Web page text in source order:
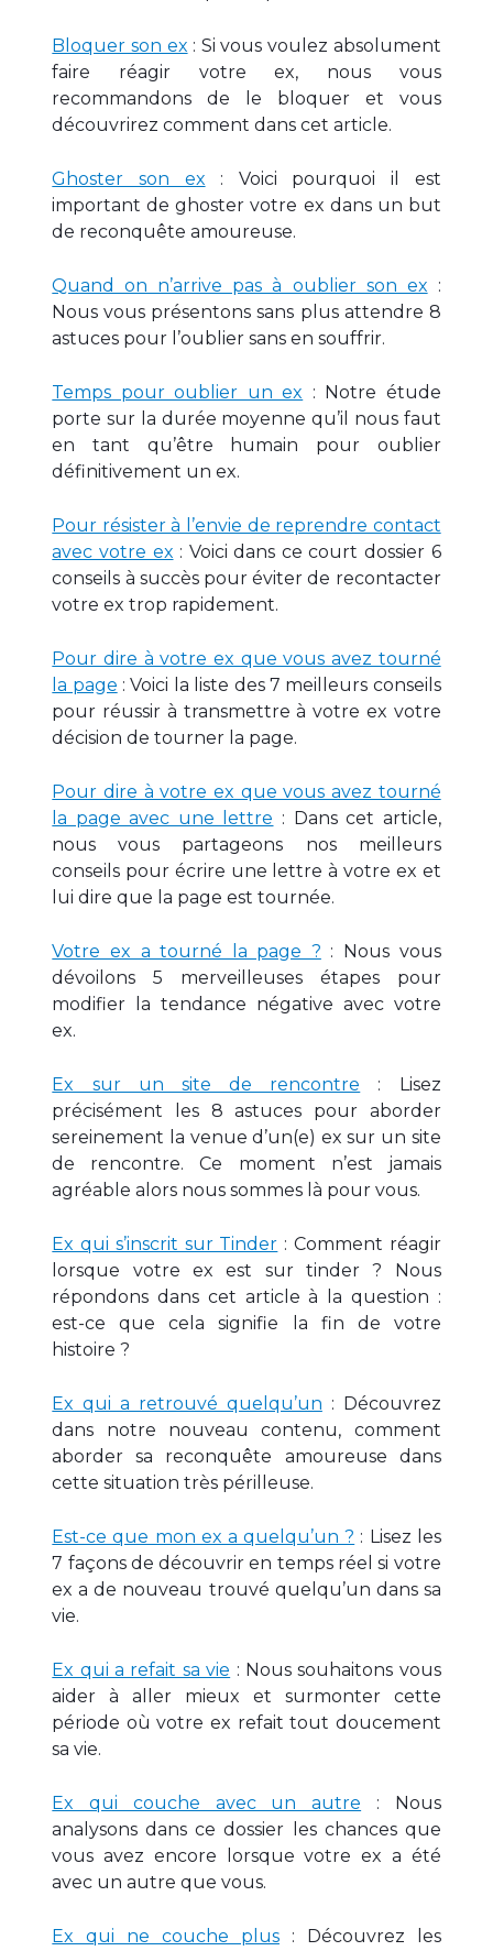
Bloquer son ex : Si vous voulez absolument
faire réagir votre ex, nous vous
recommandons de le bloquer et vous
découvrirez comment dans cet article.
Ghoster son ex : Voici pourquoi il est
important de ghoster votre ex dans un but
de reconquête amoureuse.
Quand on n’arrive pas à oublier son ex :
Nous vous présentons sans plus attendre 8
astuces pour l’oublier sans en souffrir.
Temps pour oublier un ex : Notre étude
porte sur la durée moyenne qu’il nous faut
en tant qu’être humain pour oublier
définitivement un ex.
Pour résister à l’envie de reprendre contact
avec votre ex : Voici dans ce court dossier 6
conseils à succès pour éviter de recontacter
votre ex trop rapidement.
Pour dire à votre ex que vous avez tourné
la page : Voici la liste des 7 meilleurs conseils
pour réussir à transmettre à votre ex votre
décision de tourner la page.
Pour dire à votre ex que vous avez tourné
la page avec une lettre : Dans cet article,
nous vous partageons nos meilleurs
conseils pour écrire une lettre à votre ex et
lui dire que la page est tournée.
Votre ex a tourné la page ? : Nous vous
dévoilons 5 merveilleuses étapes pour
modifier la tendance négative avec votre
ex.
Ex sur un site de rencontre : Lisez
précisément les 8 astuces pour aborder
sereinement la venue d’un(e) ex sur un site
de rencontre. Ce moment n’est jamais
agréable alors nous sommes là pour vous.
Ex qui s’inscrit sur Tinder : Comment réagir
lorsque votre ex est sur tinder ? Nous
répondons dans cet article à la question :
est-ce que cela signifie la fin de votre
histoire ?
Ex qui a retrouvé quelqu’un : Découvrez
dans notre nouveau contenu, comment
aborder sa reconquête amoureuse dans
cette situation très périlleuse.
Est-ce que mon ex a quelqu’un ? : Lisez les
7 façons de découvrir en temps réel si votre
ex a de nouveau trouvé quelqu’un dans sa
vie.
Ex qui a refait sa vie : Nous souhaitons vous
aider à aller mieux et surmonter cette
période où votre ex refait tout doucement
sa vie.
Ex qui couche avec un autre : Nous
analysons dans ce dossier les chances que
vous avez encore lorsque votre ex a été
avec un autre que vous.
Ex qui ne couche plus: Découvrez les